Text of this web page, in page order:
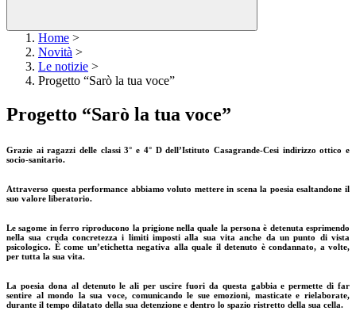
Home >
Novità >
Le notizie >
Progetto “Sarò la tua voce”
Progetto “Sarò la tua voce”
Grazie ai ragazzi delle classi 3° e 4° D dell’Istituto Casagrande-Cesi indirizzo ottico e
socio-sanitario.
Attraverso questa performance abbiamo voluto mettere in scena la poesia esaltandone il
suo valore liberatorio.
Le sagome in ferro riproducono la prigione nella quale la persona è detenuta esprimendo
nella sua cruda concretezza i limiti imposti alla sua vita anche da un punto di vista
psicologico. È come un’etichetta negativa alla quale il detenuto è condannato, a volte,
per tutta la sua vita.
La poesia dona al detenuto le ali per uscire fuori da questa gabbia e permette di far
sentire al mondo la sua voce, comunicando le sue emozioni, masticate e rielaborate,
durante il tempo dilatato della sua detenzione e dentro lo spazio ristretto della sua cella.